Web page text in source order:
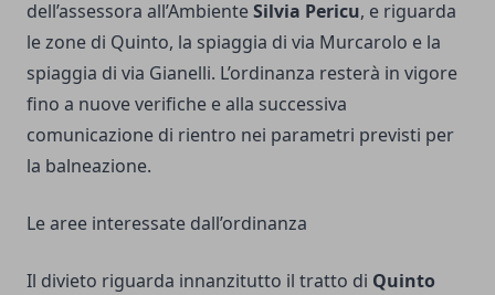
dell’assessora all’AmbienteSilvia Pericu, e riguarda
le zone di Quinto, la spiaggia di via Murcarolo e la
spiaggia di via Gianelli. L’ordinanza resterà in vigore
fino a nuove verifiche e alla successiva
comunicazione di rientro nei parametri previsti per
la balneazione.
Le aree interessate dall’ordinanza
Il divieto riguarda innanzitutto il tratto di Quinto